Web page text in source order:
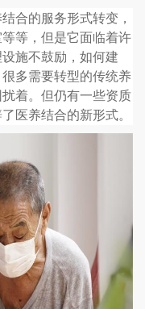
合的服务形式转变，
等，但是它面临着许
施不鼓励，如何建
多需要转型的传统养
着。但仍有一些资质
医养结合的新形式。